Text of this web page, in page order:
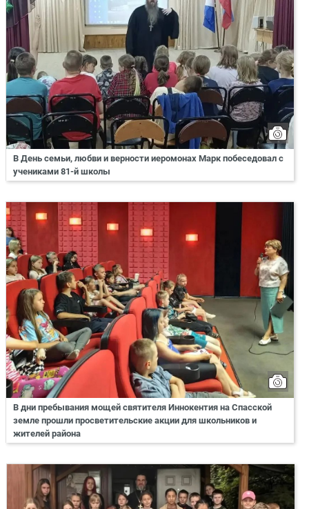
В День семьи, любви и верности иеромонах Марк побеседовал с
учениками 81-й школы
В дни пребывания мощей святителя Иннокентия на Спасской
земле прошли просветительские акции для школьников и
жителей района